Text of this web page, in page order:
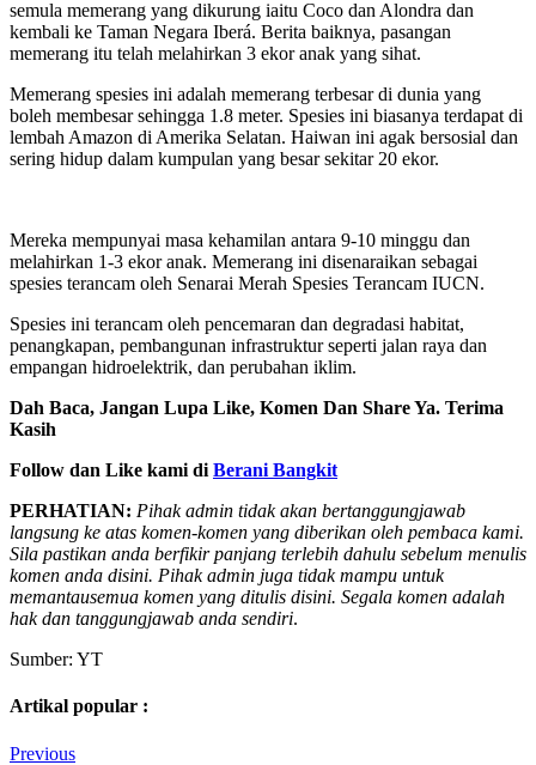
semula memerang yang dikurung iaitu Coco dan Alondra dan
kembali ke Taman Negara Iberá. Berita baiknya, pasangan
memerang itu telah melahirkan 3 ekor anak yang sihat.
Memerang spesies ini adalah memerang terbesar di dunia yang
boleh membesar sehingga 1.8 meter. Spesies ini biasanya terdapat di
lembah Amazon di Amerika Selatan. Haiwan ini agak bersosial dan
sering hidup dalam kumpulan yang besar sekitar 20 ekor.
Mereka mempunyai masa kehamilan antara 9-10 minggu dan
melahirkan 1-3 ekor anak. Memerang ini disenaraikan sebagai
spesies terancam oleh Senarai Merah Spesies Terancam IUCN.
Spesies ini terancam oleh pencemaran dan degradasi habitat,
penangkapan, pembangunan infrastruktur seperti jalan raya dan
empangan hidroelektrik, dan perubahan iklim.
Dah Baca, Jangan Lupa Like, Komen Dan Share Ya. Terima
Kasih
Follow dan Like kami di Berani Bangkit
PERHATIAN: Pihak admin tidak akan bertanggungjawab
langsung ke atas komen-komen yang diberikan oleh pembaca kami.
Sila pastikan anda berfikir panjang terlebih dahulu sebelum menulis
komen anda disini. Pihak admin juga tidak mampu untuk
memantausemua komen yang ditulis disini. Segala komen adalah
hak dan tanggungjawab anda sendiri.
Sumber: YT
Artikal popular :
Previous